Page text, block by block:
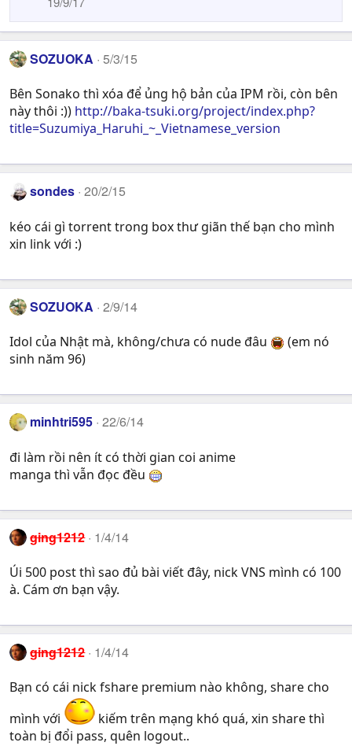
SOZUOKA 5/3/15
Bên Sonako thì xóa để ủng hộ bản của IPM rồi, còn bên
này thôi :)) http://baka-tsuki.org/project/index.php?
title=Suzumiya_Haruhi_~_Vietnamese_version
sondes 20/2/15
kéo cái gì torrent trong box thư giãn thế bạn cho mình
xin link với :)
SOZUOKA 2/9/14
Idol của Nhật mà, không/chưa có nude đâu
(em nó
sinh năm 96)
minhtri595 22/6/14
đi làm rồi nên ít có thời gian coi anime
manga thì vẫn đọc đều
ging1212 1/4/14
Úi 500 post thì sao đủ bài viết đây, nick VNS mình có 100
à. Cám ơn bạn vậy.
ging1212 1/4/14
Bạn có cái nick fshare premium nào không, share cho
mình với
kiếm trên mạng khó quá, xin share thì
toàn bị đổi pass, quên logout..